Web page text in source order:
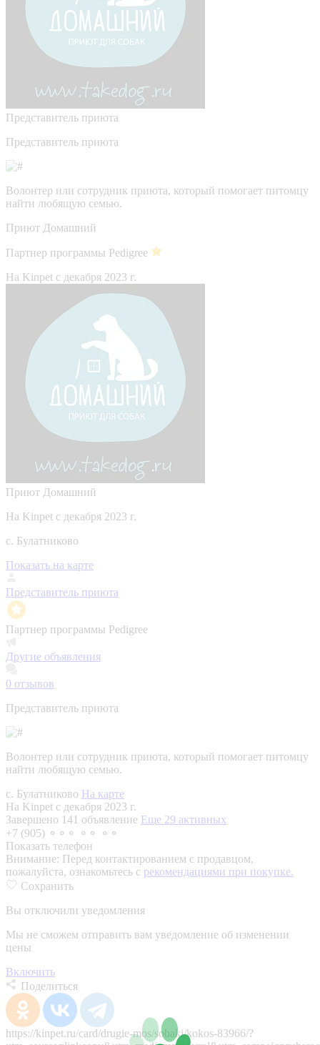
Представитель приюта
Представитель приюта
Волонтер или сотрудник приюта, который помогает питомцу
найти любящую семью.
Приют Домашний
Партнер программы Pedigree
На Kinpet c декабря 2023 г.
Приют Домашний
На Kinpet c декабря 2023 г.
с. Булатниково
Показать на карте
Представитель приюта
Партнер программы Pedigree
Другие объявления
0 отзывов
Представитель приюта
Волонтер или сотрудник приюта, который помогает питомцу
найти любящую семью.
с. Булатниково На карте
На Kinpet c декабря 2023 г.
Завершено 141 объявление Еще 29 активных
+7 (905) ⚬⚬⚬ ⚬⚬ ⚬⚬
Показать телефон
Внимание: Перед контактированием с продавцом,
пожалуйста, ознакомьтесь с рекомендациями при покупке.
Сохранить
Вы отключили уведомления
Мы не сможем отправить вам уведомление об изменении
цены
Включить
Поделиться
https://kinpet.ru/card/drugie-mos/sobaki/kokos-83966/?